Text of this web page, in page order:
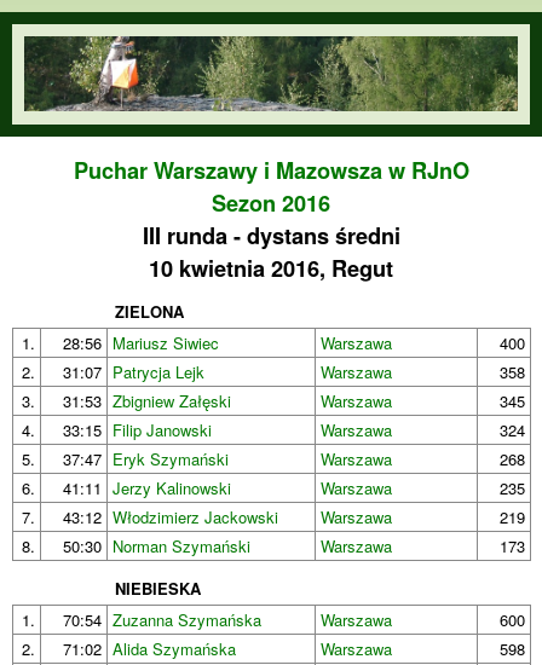
Przejdź do treści
orienteering.waw.pl
Puchar Warszawy i Mazowsza w RJnO
Sezon 2016
III runda - dystans średni
10 kwietnia 2016, Regut
ZIELONA
1.
28:56 Mariusz Siwiec Warszawa
400
2.
31:07 Patrycja Lejk Warszawa
358
3.
31:53 Zbigniew Załęski Warszawa
345
4.
33:15 Filip Janowski Warszawa
324
5.
37:47 Eryk Szymański Warszawa
268
6.
41:11 Jerzy Kalinowski Warszawa
235
7.
43:12 Włodzimierz Jackowski Warszawa
219
8.
50:30 Norman Szymański Warszawa
173
NIEBIESKA
1.
70:54 Zuzanna Szymańska Warszawa
600
2.
71:02 Alida Szymańska Warszawa
598